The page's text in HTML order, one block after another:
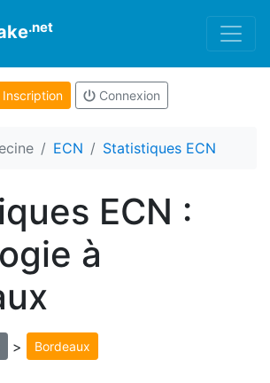
.net
Connexion
ECN Statistiques ECN
ECN :
à
> Bordeaux